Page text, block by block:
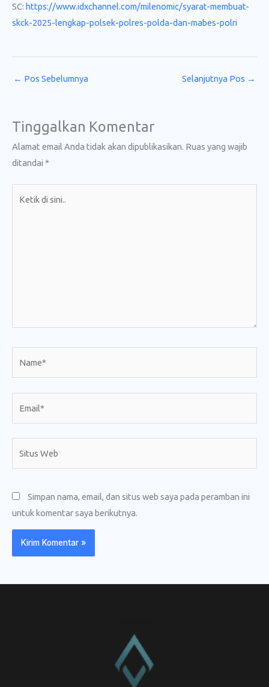
SC: https://www.idxchannel.com/milenomic/syarat-membuat-
skck-2025-lengkap-polsek-polres-polda-dan-mabes-polri
← Pos Sebelumnya Selanjutnya Pos →
Tinggalkan Komentar
Alamat email Anda tidak akan dipublikasikan. Ruas yang wajib
ditandai *
Simpan nama, email, dan situs web saya pada peramban ini
untuk komentar saya berikutnya.